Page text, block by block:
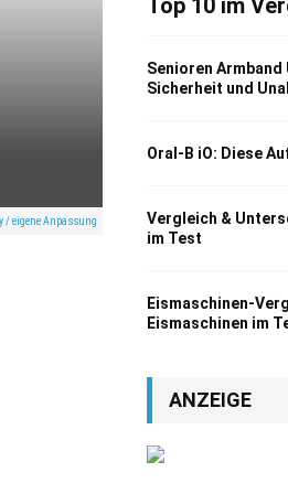
/ eigene Anpassung
Top 10 im
Senioren Armband
Sicherheit und
Oral-B iO: Diese
Vergleich &
im Test
Eismaschinen-
Eismaschinen im
ANZEIGE